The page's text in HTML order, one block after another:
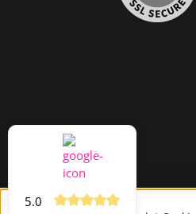
5.0